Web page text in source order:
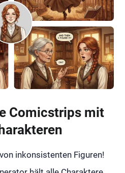
Comicstrips mit
inkonsistenten Figuren!